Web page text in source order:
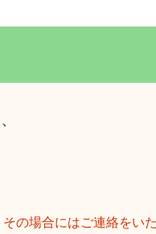
の場合にはご連絡をいた